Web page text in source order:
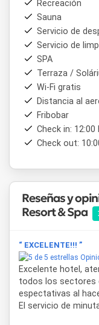
piedras calientes,
reflexología,
vichy y diversas
Cada servicio está
con momentos de
Para quienes viajan
celebraciones y
cuenta con un
reuniones
Entre los lugares
principales
minutos del
del descanso como
Recreación
Sauna
Servicio de
Servicio de
SPA
Terraza /
Wi-Fi gratis
Distancia al
Fribobar
Check in:
Check out:
Reseñas y
Resort & Spa
“ EXCELENTE!!! ”
Excelente hotel,
todos los sectores
espectativas al
El servicio de